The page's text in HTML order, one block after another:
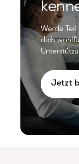
Werde
dich
Jetzt